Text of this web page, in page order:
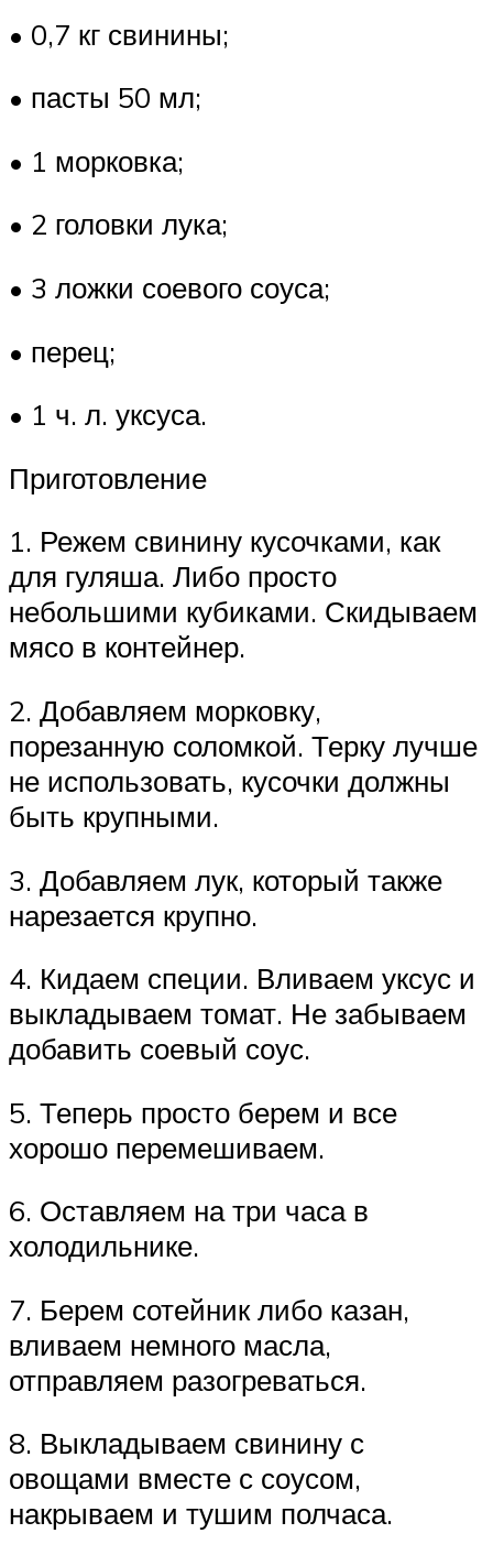
• 0,7 кг свинины;
• пасты 50 мл;
• 1 морковка;
• 2 головки лука;
• 3 ложки соевого соуса;
• перец;
• 1 ч. л. уксуса.
Приготовление
1. Режем свинину кусочками, как
для гуляша. Либо просто
небольшими кубиками. Скидываем
мясо в контейнер.
2. Добавляем морковку,
порезанную соломкой. Терку лучше
не использовать, кусочки должны
быть крупными.
3. Добавляем лук, который также
нарезается крупно.
4. Кидаем специи. Вливаем уксус и
выкладываем томат. Не забываем
добавить соевый соус.
5. Теперь просто берем и все
хорошо перемешиваем.
6. Оставляем на три часа в
холодильнике.
7. Берем сотейник либо казан,
вливаем немного масла,
отправляем разогреваться.
8. Выкладываем свинину с
овощами вместе с соусом,
накрываем и тушим полчаса.